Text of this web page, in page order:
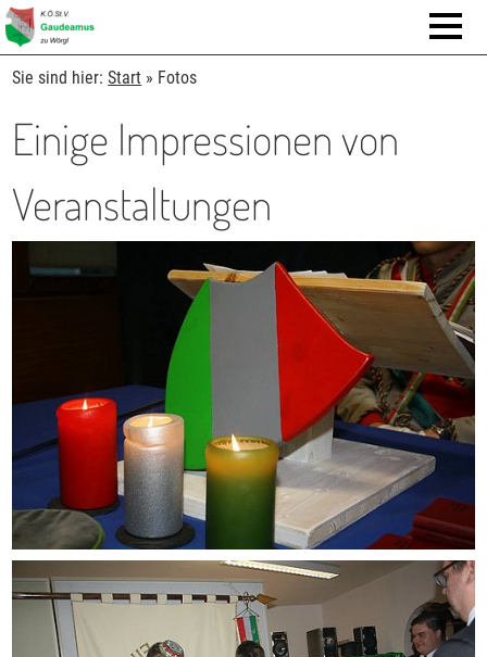
Sie sind hier:Start » Fotos
Einige Impressionen von
Veranstaltungen